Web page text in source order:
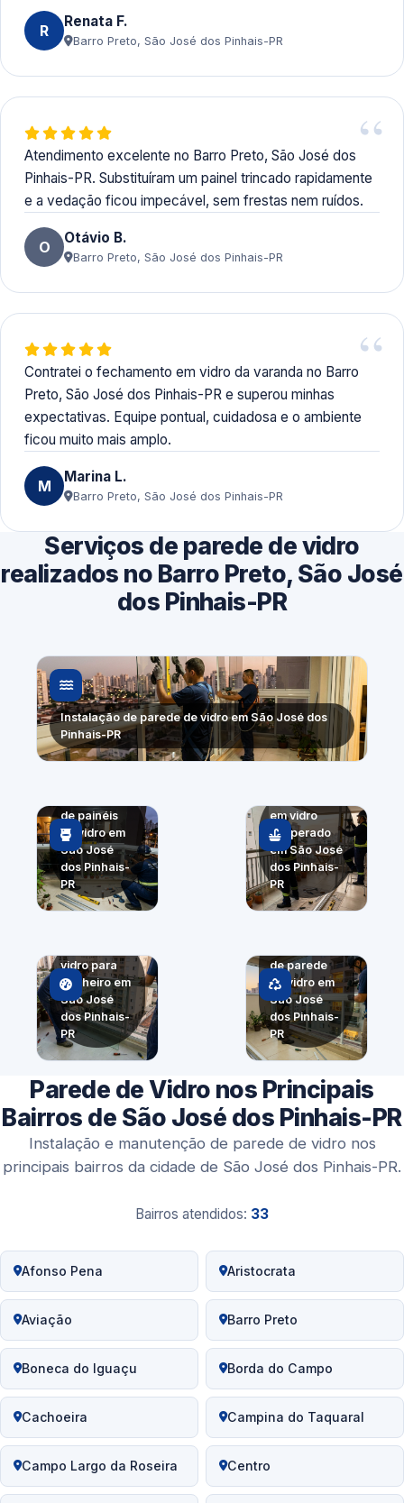
R Renata F.
Barro Preto, São José dos Pinhais-PR
Atendimento excelente no Barro Preto, São José dos
Pinhais-PR. Substituíram um painel trincado rapidamente
e a vedação ficou impecável, sem frestas nem ruídos.
O Otávio B.
Barro Preto, São José dos Pinhais-PR
Contratei o fechamento em vidro da varanda no Barro
Preto, São José dos Pinhais-PR e superou minhas
expectativas. Equipe pontual, cuidadosa e o ambiente
ficou muito mais amplo.
M Marina L.
Barro Preto, São José dos Pinhais-PR
Serviços de parede de vidro
realizados no Barro Preto, São José
dos Pinhais-PR
Instalação de parede de vidro em São José dos
Pinhais-PR
de painéis
de vidro em
São José
dos Pinhais-
PR
em vidro
temperado
em São José
dos Pinhais-
PR
vidro para
banheiro em
São José
dos Pinhais-
PR
de parede
de vidro em
São José
dos Pinhais-
PR
Parede de Vidro nos Principais
Bairros de São José dos Pinhais-PR
Instalação e manutenção de parede de vidro nos
principais bairros da cidade de São José dos Pinhais-PR.
Bairros atendidos: 33
Afonso Pena Aristocrata
Aviação Barro Preto
Boneca do Iguaçu Borda do Campo
Cachoeira Campina do Taquaral
Campo Largo da Roseira Centro